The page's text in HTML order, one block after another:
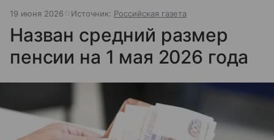
19 июня 2026 Источник: Российская газета
Назван средний размер
пенсии на 1 мая 2026 года